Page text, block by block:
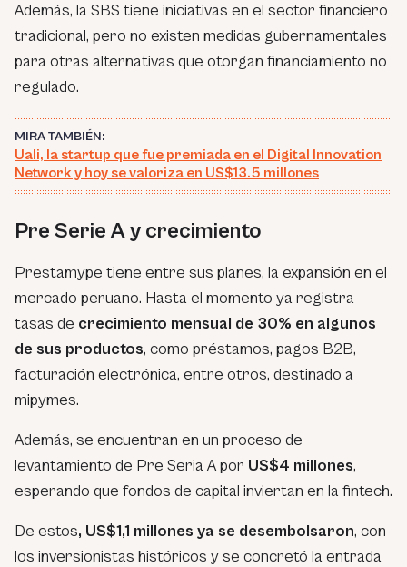
Además, la SBS tiene iniciativas en el sector financiero
tradicional, pero no existen medidas gubernamentales
para otras alternativas que otorgan financiamiento no
regulado.
MIRA TAMBIÉN:
Uali, la startup que fue premiada en el Digital Innovation
Network y hoy se valoriza en US$13.5 millones
Pre Serie A y crecimiento
Prestamype tiene entre sus planes, la expansión en el
mercado peruano. Hasta el momento ya registra
tasas de crecimiento mensual de 30% en algunos
de sus productos, como préstamos, pagos B2B,
facturación electrónica, entre otros, destinado a
mipymes.
Además, se encuentran en un proceso de
levantamiento de Pre Seria A por US$4 millones,
esperando que fondos de capital inviertan en la fintech.
De estos, US$1,1 millones ya se desembolsaron, con
los inversionistas históricos y se concretó la entrada